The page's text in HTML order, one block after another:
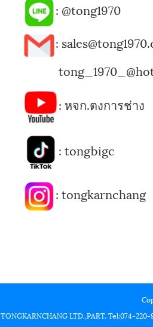
: @tong1970
:
: หจก.ตงการช่าง
: tongbigc
: tongkarnchang
TONGKARNCHANG LTD.,PART. Tel:074-